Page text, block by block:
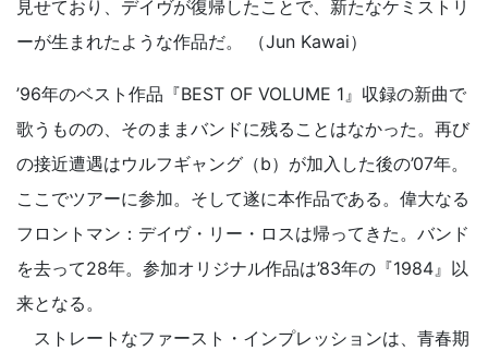
見せており、デイヴが復帰したことで、新たなケミストリ
ーが生まれたような作品だ。 （Jun Kawai）
’96年のベスト作品『BEST OF VOLUME 1』収録の新曲で
歌うものの、そのままバンドに残ることはなかった。再び
の接近遭遇はウルフギャング（b）が加入した後の’07年。
ここでツアーに参加。そして遂に本作品である。偉大なる
フロントマン：デイヴ・リー・ロスは帰ってきた。バンド
を去って28年。参加オリジナル作品は’83年の『1984』以
来となる。
ストレートなファースト・インプレッションは、青春期